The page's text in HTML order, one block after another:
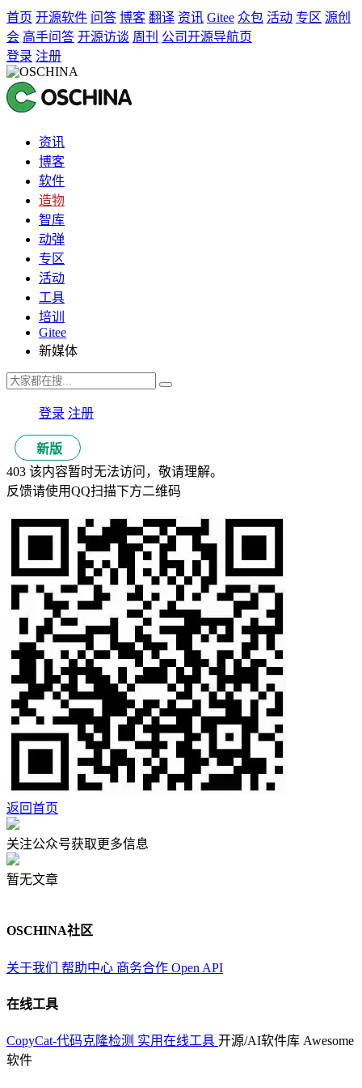
首页 开源软件 问答 博客 翻译 资讯 Gitee 众包 活动 专区 源创
会 高手问答 开源访谈 周刊 公司开源导航页
登录 注册
资讯
博客
软件
造物
智库
动弹
专区
活动
工具
培训
Gitee
新媒体
登录 注册
新版
403 该内容暂时无法访问，敬请理解。
反馈请使用QQ扫描下方二维码
返回首页
关注公众号获取更多信息
暂无文章
OSCHINA社区
关于我们 帮助中心 商务合作 Open API
在线工具
CopyCat-代码克隆检测 实用在线工具 开源/AI软件库 Awesome
软件